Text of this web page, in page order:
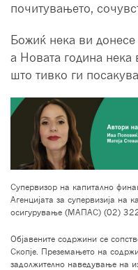
почитувањето,
Божиќ нека ви донесе
а Новата година нека
што тивко ги
Супервизор на капитално
Агенцијата за супервизија на
осигурување (МАПАС) (02)
Објавените содржини се
Скопје. Преземањето на
задолжително наведување на